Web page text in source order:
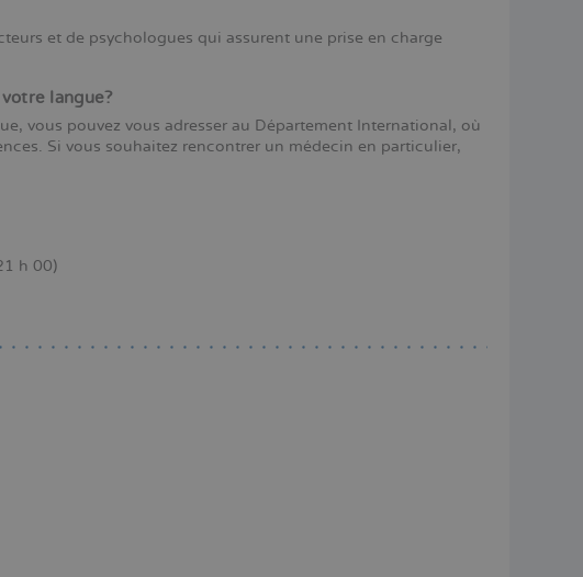
et de psychologues qui assurent une prise en charge
langue?
vous pouvez vous adresser au Département International, où
Si vous souhaitez rencontrer un médecin en particulier,
h 00)